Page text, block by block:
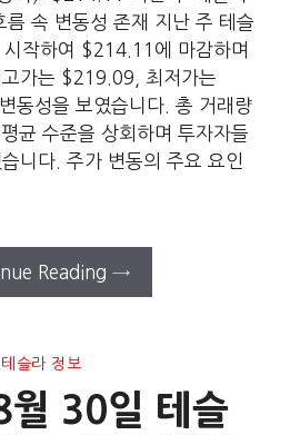
름 속 변동성 존재 지난 주 테슬
작하여 $214.11에 마감하며
가는 $219.09, 최저가는
동성을 보였습니다. 총 거래량
균 수준을 상회하며 투자자들
니다. 주가 변동의 주요 요인
Reading →
테슬라 정보
30일 테슬